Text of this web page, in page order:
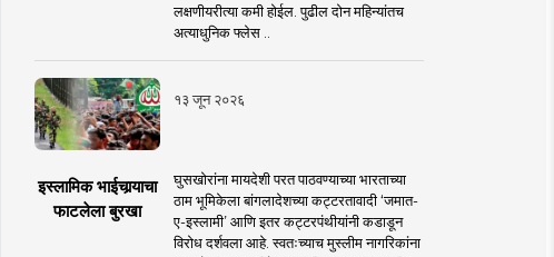
लक्षणीयरीत्या कमी होईल. पुढील दोन महिन्यांतच
अत्याधुनिक फ्लेस ..
१३ जून २०२६
इस्लामिक भाईचार्‍याचा
फाटलेला बुरखा
घुसखोरांना मायदेशी परत पाठवण्याच्या भारताच्या
ठाम भूमिकेला बांगलादेशच्या कट्टरतावादी ‘जमात-
ए-इस्लामी’ आणि इतर कट्टरपंथीयांनी कडाडून
विरोध दर्शवला आहे. स्वतःच्याच मुस्लीम नागरिकांना